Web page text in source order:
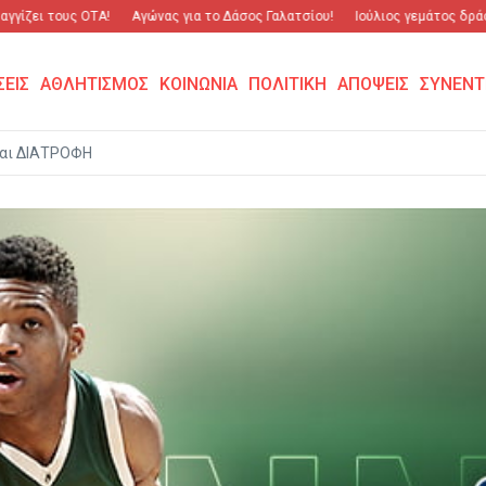
τους ΟΤΑ! Αγώνας για το Δάσος Γαλατσίου! Ιούλιος γεμάτος δράση
ΑΘΛΗΤΙΣΜΟΣ ΚΟΙΝΩΝΙΑ ΠΟΛΙΤΙΚΗ ΑΠΟΨΕΙΣ
ΔΙΑΤΡΟΦΗ